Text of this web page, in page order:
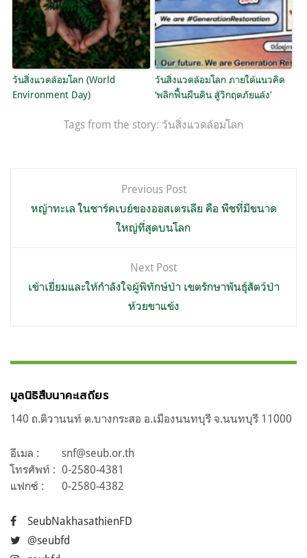
วันสิ่งแวดล้อมโลก (World
Environment Day)
วันสิ่งแวดล้อมโลก ภายใต้แนวคิด
‘พลิกฟื้นผืนดิน สู้วิกฤตภัยแล้ง’
Tags from the story: วันสิ่งแวดล้อมโลก
เรื่อง
Previous Post
หญ้าทะเล ในชาร์คเบย์ของออสเตรเลีย คือ พืชที่มีขนาด
ใหญ่ที่สุดบนโลก
Next Post
เข้าเยี่ยมและให้กำลังใจผู้พิทักษ์ป่า เขตรักษาพันธุ์สัตว์ป่า
ห้วยขาแข้ง
มูลนิธิสืบนาคะเสถียร
140 ถ.ติวานนท์ ต.บางกระสอ อ.เมืองนนทบุรี จ.นนทบุรี 11000
อีเมล :
snf@seub.or.th
โทรศัพท์ : 0-2580-4381
แฟกซ์ :
0-2580-4382
SeubNakhasathienFD
@seubfd